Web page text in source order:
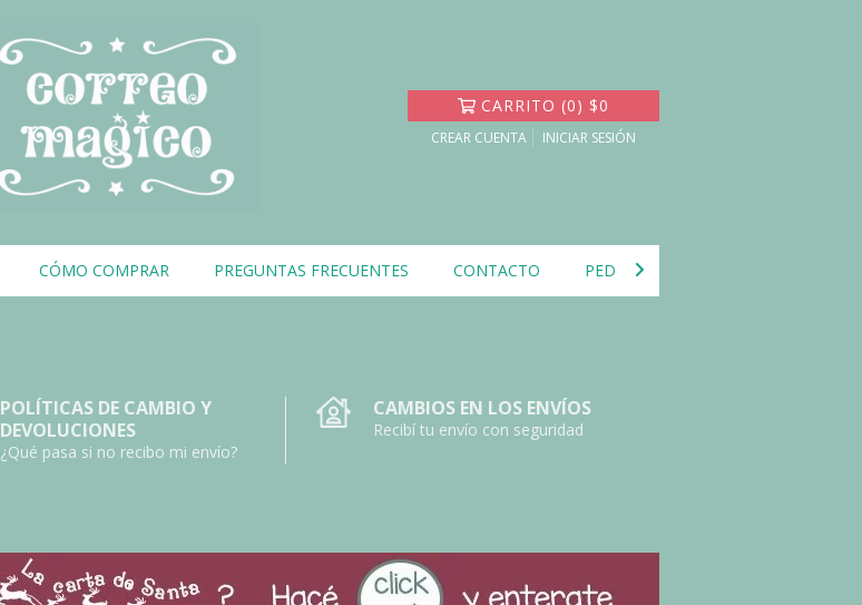
CARRITO (0) $0
CREAR CUENTA INICIAR SESIÓN
CÓMO COMPRAR PREGUNTAS FRECUENTES CONTACTO PEDIDOS DE LA CARTA DE SANTA
POLÍTICAS DE CAMBIO Y
DEVOLUCIONES
¿Qué pasa si no recibo mi envío?
CAMBIOS EN LOS ENVÍOS
Recibí tu envío con seguridad